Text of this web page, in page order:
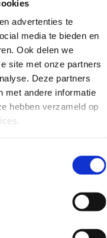
advertenties te
media te bieden en
Ook delen we
site met onze partners
Deze partners
met andere informatie
hebben verzameld op